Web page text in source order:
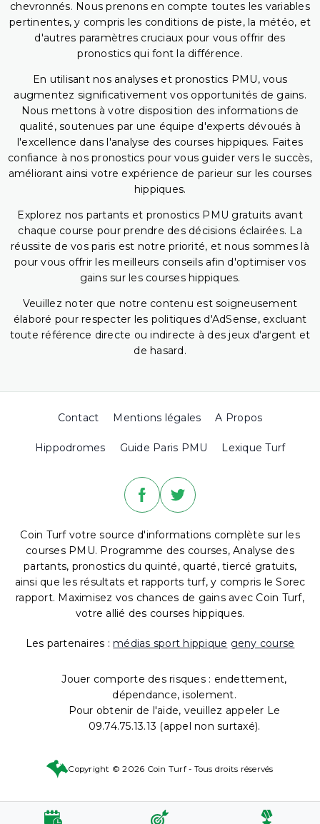
chevronnés. Nous prenons en compte toutes les variables
pertinentes, y compris les conditions de piste, la météo, et
d'autres paramètres cruciaux pour vous offrir des
pronostics qui font la différence.
En utilisant nos analyses et pronostics PMU, vous
augmentez significativement vos opportunités de gains.
Nous mettons à votre disposition des informations de
qualité, soutenues par une équipe d'experts dévoués à
l'excellence dans l'analyse des courses hippiques. Faites
confiance à nos pronostics pour vous guider vers le succès,
améliorant ainsi votre expérience de parieur sur les courses
hippiques.
Explorez nos partants et pronostics PMU gratuits avant
chaque course pour prendre des décisions éclairées. La
réussite de vos paris est notre priorité, et nous sommes là
pour vous offrir les meilleurs conseils afin d'optimiser vos
gains sur les courses hippiques.
Veuillez noter que notre contenu est soigneusement
élaboré pour respecter les politiques d'AdSense, excluant
toute référence directe ou indirecte à des jeux d'argent et
de hasard.
Contact Mentions légales A Propos
Hippodromes Guide Paris PMU Lexique Turf
Coin Turf votre source d'informations complète sur les
courses PMU. Programme des courses, Analyse des
partants, pronostics du quinté, quarté, tiercé gratuits,
ainsi que les résultats et rapports turf, y compris le Sorec
rapport. Maximisez vos chances de gains avec Coin Turf,
votre allié des courses hippiques.
Les partenaires : médias sport hippique geny course
Jouer comporte des risques : endettement,
dépendance, isolement.
Pour obtenir de l'aide, veuillez appeler Le
09.74.75.13.13 (appel non surtaxé).
Copyright © 2026 Coin Turf - Tous droits réservés